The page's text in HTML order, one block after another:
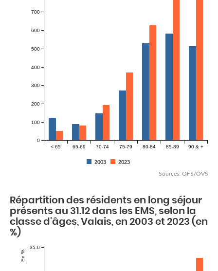
< 65 65-69 70-74 75-79 80-84 85-89 90 & +
0
100
200
300
400
500
600
700
2003
2023
Sources: OFS/OVS
Répartition des résidents en long séjour
présents au 31.12 dans les EMS, selon la
classe d'âges, Valais, en 2003 et 2023 (en
%)
En %
35.0